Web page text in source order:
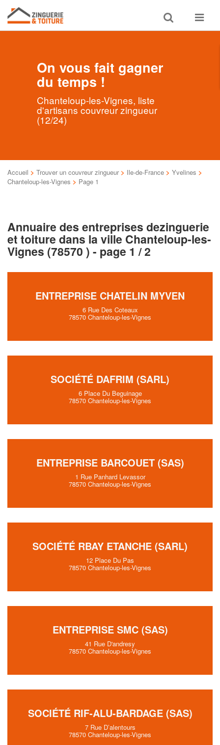
Toggle
search
Toggle
On vous fait gagner
du temps !
Chanteloup-les-Vignes, liste
d'artisans couvreur zingueur
(12/24)
Accueil > Trouver un couvreur zingueur > Ile-de-France > Yvelines >
Chanteloup-les-Vignes > Page 1
Annuaire des entreprises dezinguerie
et toiture dans la ville Chanteloup-les-
Vignes (78570 ) - page 1 / 2
ENTREPRISE CHATELIN MYVEN
6 Rue Des Coteaux
78570 Chanteloup-les-Vignes
SOCIÉTÉ DAFRIM (SARL)
6 Place Du Beguinage
78570 Chanteloup-les-Vignes
ENTREPRISE BARCOUET (SAS)
1 Rue Panhard Levassor
78570 Chanteloup-les-Vignes
SOCIÉTÉ RBAY ETANCHE (SARL)
12 Place Du Pas
78570 Chanteloup-les-Vignes
ENTREPRISE SMC (SAS)
41 Rue D'andresy
78570 Chanteloup-les-Vignes
SOCIÉTÉ RIF-ALU-BARDAGE (SAS)
7 Rue D’alentours
78570 Chanteloup-les-Vignes